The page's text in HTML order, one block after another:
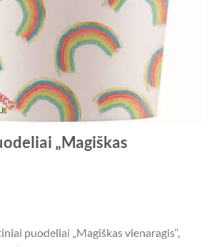
„Magiškas
puodeliai „Magiškas vienaragis“,